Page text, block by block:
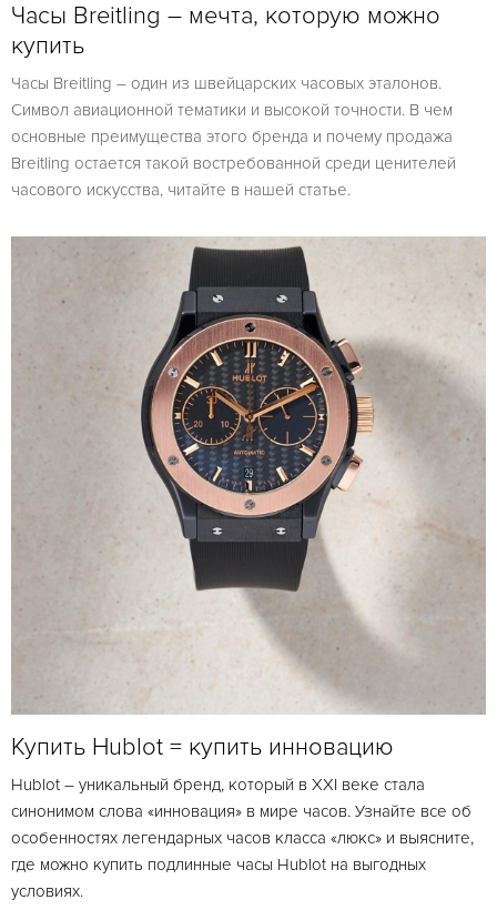
Часы Breitling – мечта, которую можно
купить
Часы Breitling – один из швейцарских часовых эталонов.
Символ авиационной тематики и высокой точности. В чем
основные преимущества этого бренда и почему продажа
Breitling остается такой востребованной среди ценителей
часового искусства, читайте в нашей статье.
Купить Hublot = купить инновацию
Hublot – уникальный бренд, который в XXI веке стала
синонимом слова «инновация» в мире часов. Узнайте все об
особенностях легендарных часов класса «люкс» и выясните,
где можно купить подлинные часы Hublot на выгодных
условиях.